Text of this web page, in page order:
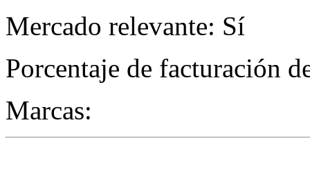
Mercado relevante: Sí
Porcentaje de facturación
Marcas: